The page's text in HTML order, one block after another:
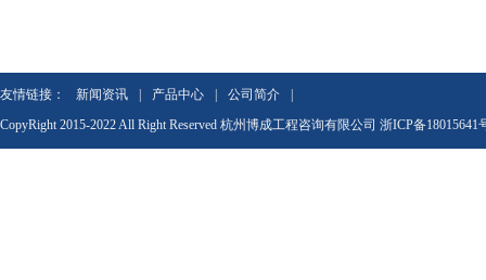
友情链接： 新闻资讯 产品中心 公司简介
CopyRight 2015-2022 All Right Reserved 杭州博成工程咨询有限公司 浙ICP备18015641